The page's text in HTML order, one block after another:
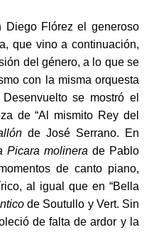
Flórez el generoso
que vino a continuación,
del género, a lo que se
con la misma orquesta
se mostró el
de “Al mismito Rey del
de José Serrano. En
Picara molinera de Pablo
de canto piano,
al igual que en “Bella
de Soutullo y Vert. Sin
de falta de ardor y la